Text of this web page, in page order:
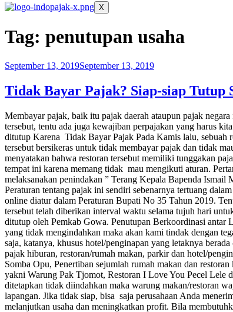
X
Tag: penutupan usaha
September 13, 2019September 13, 2019
Tidak Bayar Pajak? Siap-siap Tutup
Membayar pajak, baik itu pajak daerah ataupun pajak
tersebut, tentu ada juga kewajiban perpajakan yang harus
ditutup Karena Tidak Bayar Pajak Pada Kamis lalu, sebuah
tersebut bersikeras untuk tidak membayar pajak dan tidak
menyatakan bahwa restoran tersebut memiliki tunggakan
tempat ini karena memang tidak mau mengikuti aturan.
melaksanakan penindakan ” Terang Kepala Bapenda Ismail
Peraturan tentang pajak ini sendiri sebenarnya tertuang
online diatur dalam Peraturan Bupati No 35 Tahun 2019.
tersebut telah diberikan interval waktu selama tujuh hari
ditutup oleh Pemkab Gowa. Penutupan Berkoordinasi antar
yang tidak mengindahkan maka akan kami tindak dengan
saja, katanya, khusus hotel/penginapan yang letaknya
pajak hiburan, restoran/rumah makan, parkir dan hotel/
Somba Opu, Penertiban sejumlah rumah makan dan
yakni Warung Pak Tjomot, Restoran I Love You Pecel Lele
ditetapkan tidak diindahkan maka warung makan/restoran
lapangan. Jika tidak siap, bisa saja perusahaan Anda
melanjutkan usaha dan meningkatkan profit. Bila